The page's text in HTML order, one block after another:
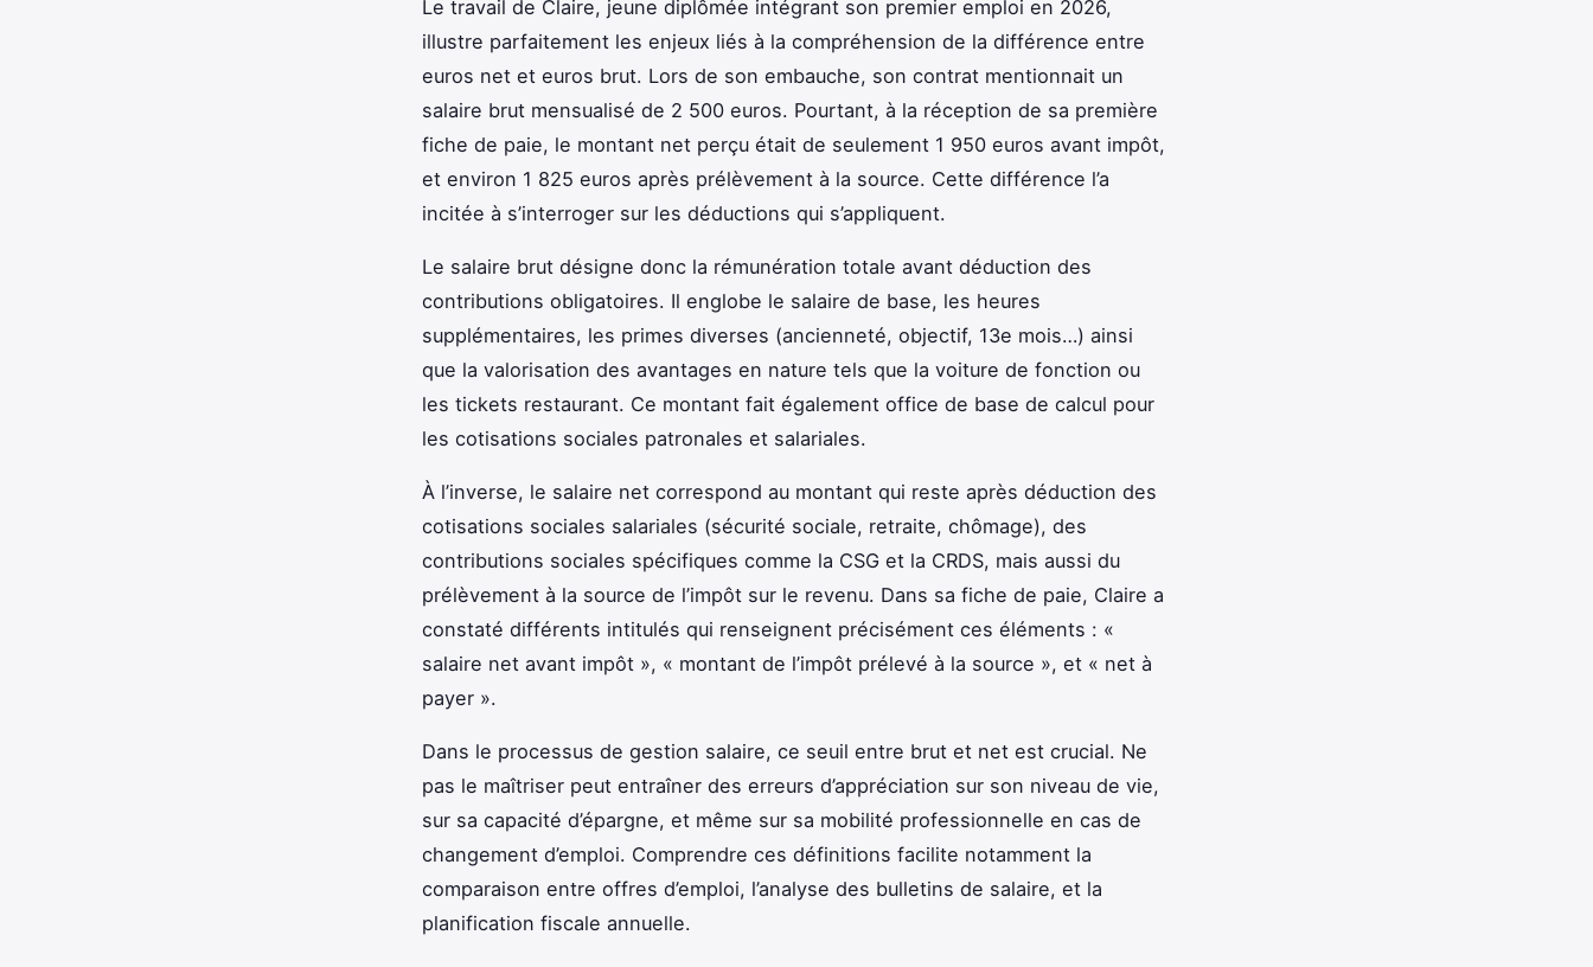
Le travail de Claire, jeune diplômée intégrant son premier emploi en 2026,
illustre parfaitement les enjeux liés à la compréhension de la différence entre
euros net et euros brut. Lors de son embauche, son contrat mentionnait un
salaire brut mensualisé de 2 500 euros. Pourtant, à la réception de sa première
fiche de paie, le montant net perçu était de seulement 1 950 euros avant impôt,
et environ 1 825 euros après prélèvement à la source. Cette différence l’a
incitée à s’interroger sur les déductions qui s’appliquent.
Le salaire brut désigne donc la rémunération totale avant déduction des
contributions obligatoires. Il englobe le salaire de base, les heures
supplémentaires, les primes diverses (ancienneté, objectif, 13e mois…) ainsi
que la valorisation des avantages en nature tels que la voiture de fonction ou
les tickets restaurant. Ce montant fait également office de base de calcul pour
les cotisations sociales patronales et salariales.
À l’inverse, le salaire net correspond au montant qui reste après déduction des
cotisations sociales salariales (sécurité sociale, retraite, chômage), des
contributions sociales spécifiques comme la CSG et la CRDS, mais aussi du
prélèvement à la source de l’impôt sur le revenu. Dans sa fiche de paie, Claire a
constaté différents intitulés qui renseignent précisément ces éléments : «
salaire net avant impôt », « montant de l’impôt prélevé à la source », et « net à
payer ».
Dans le processus de gestion salaire, ce seuil entre brut et net est crucial. Ne
pas le maîtriser peut entraîner des erreurs d’appréciation sur son niveau de vie,
sur sa capacité d’épargne, et même sur sa mobilité professionnelle en cas de
changement d’emploi. Comprendre ces définitions facilite notamment la
comparaison entre offres d’emploi, l’analyse des bulletins de salaire, et la
planification fiscale annuelle.